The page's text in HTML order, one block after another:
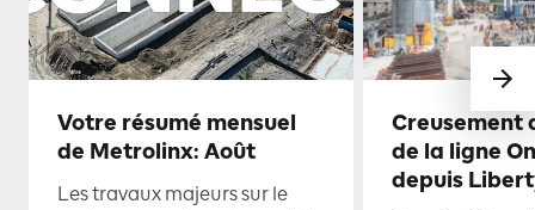
Votre résumé mensuel
de Metrolinx: Août
Les travaux majeurs sur le
Creusement
de la ligne
depuis